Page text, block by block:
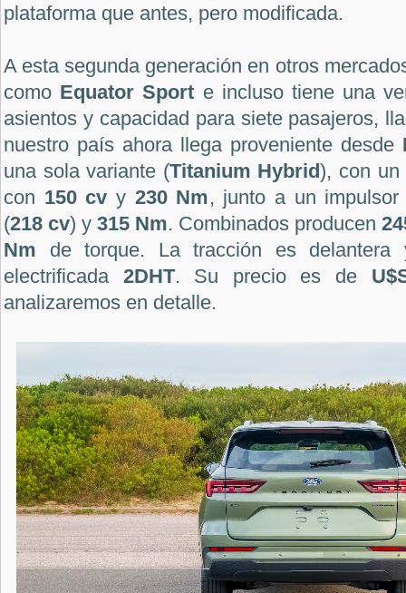
plataforma que antes, pero modificada.
A esta segunda generación en otros
como Equator Sport e incluso tiene una
asientos y capacidad para siete pasajeros,
nuestro país ahora llega proveniente desde
una sola variante (Titanium Hybrid), con
con 150 cv y 230 Nm, junto a un
(218 cv) y 315 Nm. Combinados producen
Nm de torque. La tracción es delantera
electrificada 2DHT. Su precio es de
analizaremos en detalle.